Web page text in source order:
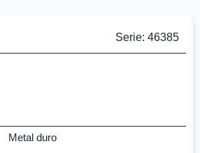
Serie: 46385
Metal duro